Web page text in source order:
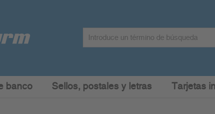
banco Sellos, postales y letras Tarjetas